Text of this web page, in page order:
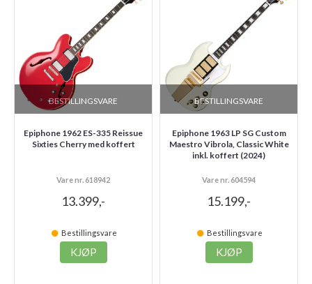
BESTILLINGSVARE
Epiphone 1962 ES-335 Reissue
Sixties Cherry med koffert
Vare nr. 618942
13.399,-
Bestillingsvare
KJØP
BESTILLINGSVARE
Epiphone 1963 LP SG Custom
Maestro Vibrola, Classic White
inkl. koffert (2024)
Vare nr. 604594
15.199,-
Bestillingsvare
KJØP